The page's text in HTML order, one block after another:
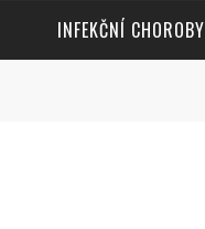
INFEKČNÍ CHOROBY